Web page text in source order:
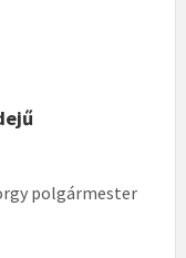
polgármester